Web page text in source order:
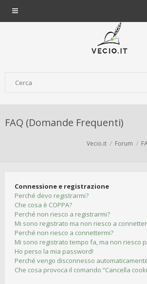
FAQ (Domande Frequenti)
Vecio.it Forum
Connessione e registrazione
Perché devo registrarmi?
Che cosa è COPPA?
Perché non riesco a registrarmi?
Mi sono registrato ma non riesco a
Perché non riesco a connettermi?
Mi sono registrato tempo fa, ma non riesco
Ho perso la mia password!
Perché vengo disconnesso
Che cosa provoca il comando “Cancella